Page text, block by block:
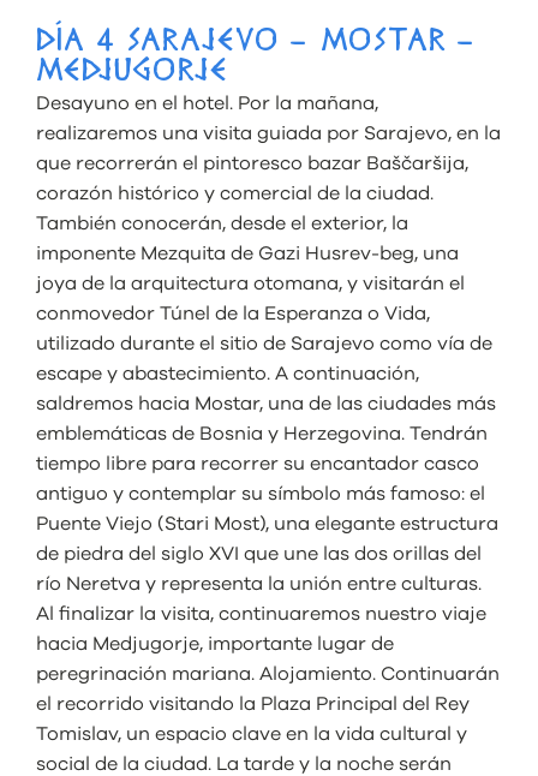
DÍA 4 SARAJEVO – MOSTAR –
MEDJUGORJE
Desayuno en el hotel. Por la mañana,
realizaremos una visita guiada por Sarajevo, en la
que recorrerán el pintoresco bazar Baščaršija,
corazón histórico y comercial de la ciudad.
También conocerán, desde el exterior, la
imponente Mezquita de Gazi Husrev-beg, una
joya de la arquitectura otomana, y visitarán el
conmovedor Túnel de la Esperanza o Vida,
utilizado durante el sitio de Sarajevo como vía de
escape y abastecimiento. A continuación,
saldremos hacia Mostar, una de las ciudades más
emblemáticas de Bosnia y Herzegovina. Tendrán
tiempo libre para recorrer su encantador casco
antiguo y contemplar su símbolo más famoso: el
Puente Viejo (Stari Most), una elegante estructura
de piedra del siglo XVI que une las dos orillas del
río Neretva y representa la unión entre culturas.
Al finalizar la visita, continuaremos nuestro viaje
hacia Medjugorje, importante lugar de
peregrinación mariana. Alojamiento. Continuarán
el recorrido visitando la Plaza Principal del Rey
Tomislav, un espacio clave en la vida cultural y
social de la ciudad. La tarde y la noche serán